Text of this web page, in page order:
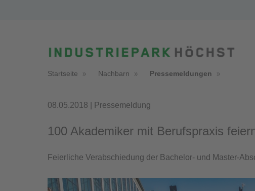
Startseite Nachbarn Pressemeldungen
08.05.2018 | Pressemeldung
100 Akademiker mit Berufspraxis
Feierliche Verabschiedung der Bachelor- und Master-